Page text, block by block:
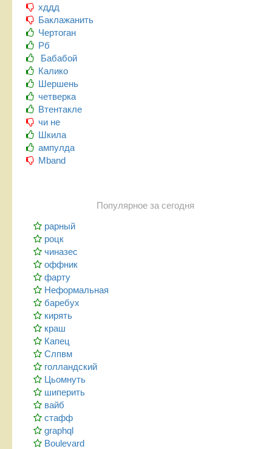
хддд
Баклажанить
Чертоган
Рб
Бабабой
Калико
Шершень
четверка
Втентакле
чи не
Шкила
ампулда
Mband
Популярное за сегодня
рарный
роцк
чиназес
оффник
фарту
Неформальная
баребух
кирять
краш
Капец
Слпвм
голландский
Цьомнуть
шиперить
вайб
стафф
graphql
Boulevard